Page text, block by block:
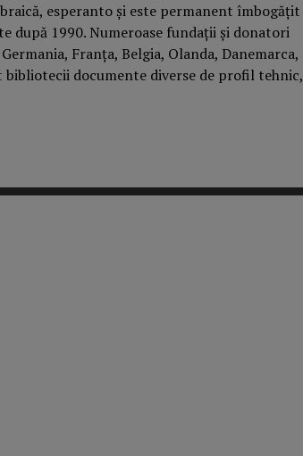
esperanto și este permanent îmbogățit
după 1990. Numeroase fundații și donatori
Franța, Belgia, Olanda, Danemarca,
bibliotecii documente diverse de profil tehnic,